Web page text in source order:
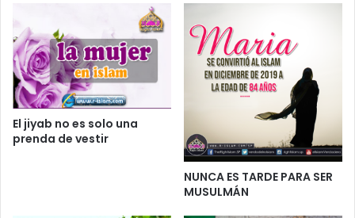
El jiyab no es solo una
prenda de vestir
NUNCA ES TARDE PARA SER
MUSULMÁN